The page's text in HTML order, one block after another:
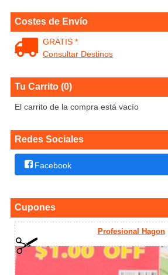
Costes de Envío
GRATIS *
Consultar Destinos
Tu Carrito (0)
El carrito de la compra está vacío
Redes Sociales
Facebook
Cupones
Profesional Hagon